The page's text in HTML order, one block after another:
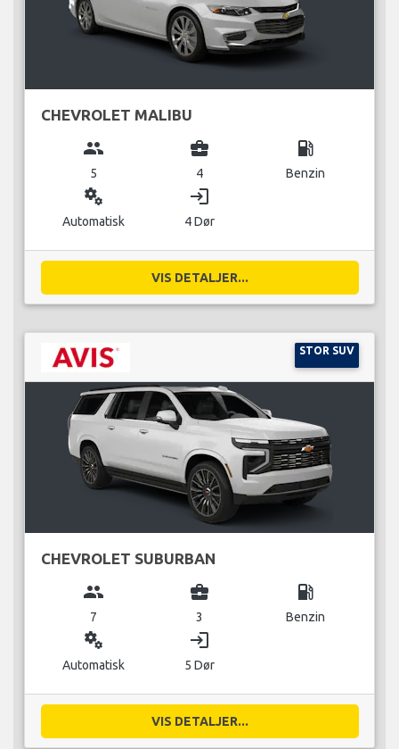
CHEVROLET MALIBU
group
5
business_center
4
local_gas_station
Benzin
miscellaneous_services
Automatisk
login
4 Dør
VIS DETALJER...
STOR SUV
CHEVROLET SUBURBAN
group
7
business_center
3
local_gas_station
Benzin
miscellaneous_services
Automatisk
login
5 Dør
VIS DETALJER...